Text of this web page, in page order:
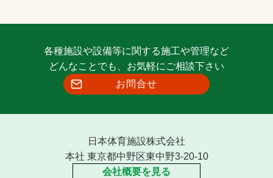
各種施設や設備等に関する施工や管理など
どんなことでも、お気軽にご相談下さい
お問合せ
日本体育施設株式会社
本社 東京都中野区東中野3-20-10
会社概要を見る